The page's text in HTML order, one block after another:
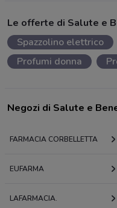
Le offerte di Salute e
Spazzolino elettrico
Profumi donna
Negozi di Salute e
FARMACIA CORBELLETTA
EUFARMA
LAFARMACIA.